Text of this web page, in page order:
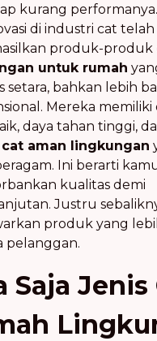
kurang
di industri cat telah
produk-produk
untuk rumah
setara, bahkan lebih
Mereka
daya tahan tinggi,
aman lingkungan
Ini berarti
kualitas demi
Justru
produk yang
pelanggan.
Saja Jenis